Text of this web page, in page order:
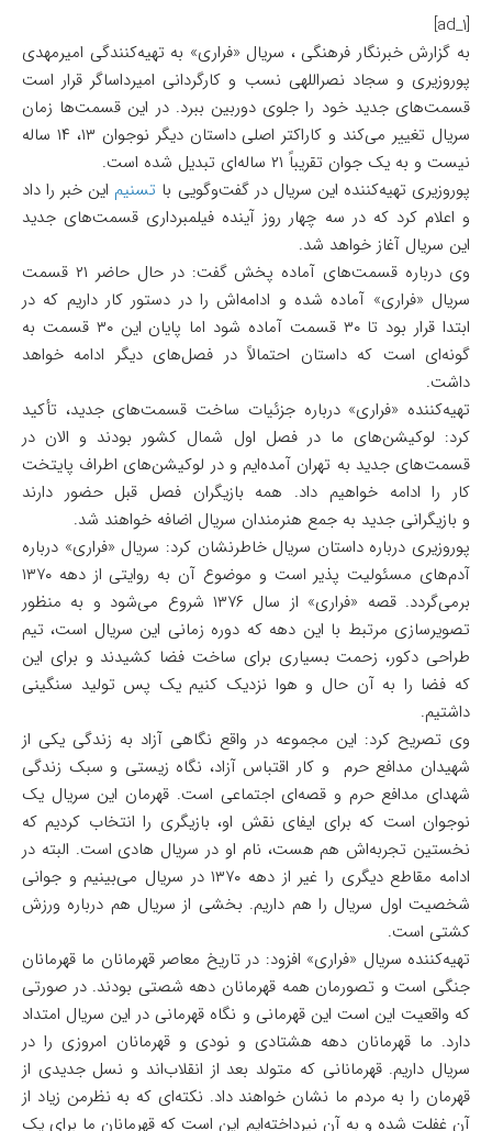
[ad_1]
به گزارش خبرنگار فرهنگی ، سریال «فراری» به تهیه‌کنندگی امیرمهدی
پوروزیری و سجاد نصراللهی نسب و کارگردانی امیرداساگر قرار است
قسمت‌های جدید خود را جلوی دوربین ببرد. در این قسمت‌ها زمان
سریال تغییر می‌کند و کاراکتر اصلی داستان دیگر نوجوان ۱۳، ۱۴ ساله
نیست و به یک جوان تقریباً ۲۱ ساله‌ای تبدیل شده است.
پوروزیری تهیه‌کننده این سریال در گفت‌وگویی با تسنیماین خبر را داد
و اعلام کرد که در سه چهار روز آینده فیلمبرداری قسمت‌های جدید
این سریال آغاز خواهد شد.
وی درباره قسمت‌های آماده پخش گفت: در حال حاضر ۲۱ قسمت
سریال «فراری» آماده شده و ادامه‌اش را در دستور کار داریم که در
ابتدا قرار بود تا ۳۰ قسمت آماده شود اما پایان این ۳۰ قسمت به
گونه‌ای است که داستان احتمالاً در فصل‌های دیگر ادامه خواهد
داشت.
تهیه‌کننده «فراری» درباره جزئیات ساخت قسمت‌های جدید، تأکید
کرد: لوکیشن‌های ما در فصل اول شمال کشور بودند و الان در
قسمت‌های جدید به تهران آمده‌ایم و در لوکیشن‌های اطراف پایتخت
کار را ادامه خواهیم داد. همه بازیگران فصل قبل حضور دارند
و بازیگرانی جدید به جمع هنرمندان سریال اضافه خواهند شد.
پوروزیری درباره داستان سریال خاطرنشان کرد: سریال «فراری» درباره
آدم‌های مسئولیت پذیر است و موضوع آن به روایتی از دهه ۱۳۷۰
برمی‌گردد. قصه «فراری» از سال ۱۳۷۶ شروع می‌شود و به منظور
تصویر‌سازی مرتبط با این دهه که دوره زمانی این سریال است، تیم
طراحی دکور، زحمت بسیاری برای ساخت فضا کشیدند و برای این
که فضا را به آن حال و هوا نزدیک کنیم یک پس تولید سنگینی
داشتیم.
وی تصریح کرد: این مجموعه در واقع نگاهی آزاد به زندگی یکی از
شهیدان مدافع حرم و کار اقتباس آزاد، نگاه زیستی و سبک زندگی
شهدای مدافع حرم و قصه‌ای اجتماعی است. قهرمان این سریال یک
نوجوان است که برای ایفای نقش او، بازیگری را انتخاب کردیم که
نخستین تجربه‌اش هم هست، نام او در سریال هادی است. البته در
ادامه مقاطع دیگری را غیر از دهه ۱۳۷۰ در سریال می‌بینیم و جوانی
شخصیت اول سریال را هم داریم. بخشی از سریال هم درباره ورزش
کشتی است.
تهیه‌کننده سریال «فراری» افزود: در تاریخ معاصر قهرمانان ما قهرمانان
جنگی است و تصورمان همه قهرمانان دهه شصتی بودند. در صورتی
که واقعیت این است این قهرمانی و نگاه قهرمانی در این سریال امتداد
دارد. ما قهرمانان دهه هشتادی و نودی و قهرمانان امروزی را در
سریال داریم. قهرمانانی که متولد بعد از انقلاب‌اند و نسل جدیدی از
قهرمان را به مردم ما نشان خواهند داد. نکته‌ای که به نظرمن زیاد از
آن غفلت شده و به آن نپرداخته‌ایم این است که قهرمانان ما برای یک